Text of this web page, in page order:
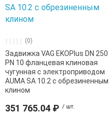
(0)
Задвижка VAG EKOPlus DN 250
PN 10 фланцевая клиновая
чугунная с электроприводом
AUMA SA 10.2 с обрезиненным
клином
351 765.04 ₽ / шт.